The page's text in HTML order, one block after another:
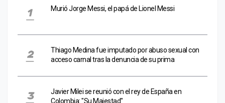
Murió Jorge Messi, el papá de Lionel Messi
Thiago Medina fue imputado por abuso sexual con
acceso carnal tras la denuncia de su prima
Javier Milei se reunió con el rey de España en
Colombia: "Su Majestad"